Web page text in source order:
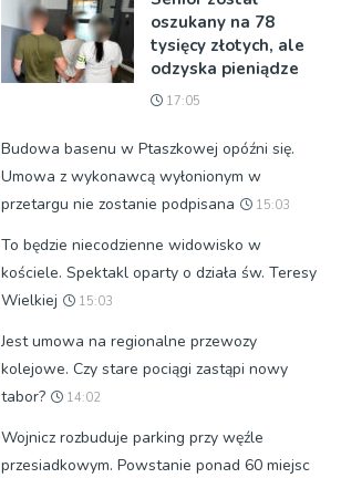
oszukany na 78
tysięcy złotych, ale
odzyska pieniądze
17:05
Budowa basenu w Ptaszkowej opóźni się.
Umowa z wykonawcą wyłonionym w
przetargu nie zostanie podpisana
15:03
To będzie niecodzienne widowisko w
kościele. Spektakl oparty o działa św. Teresy
Wielkiej
15:03
Jest umowa na regionalne przewozy
kolejowe. Czy stare pociągi zastąpi nowy
tabor?
14:02
Wojnicz rozbuduje parking przy węźle
przesiadkowym. Powstanie ponad 60 miejsc